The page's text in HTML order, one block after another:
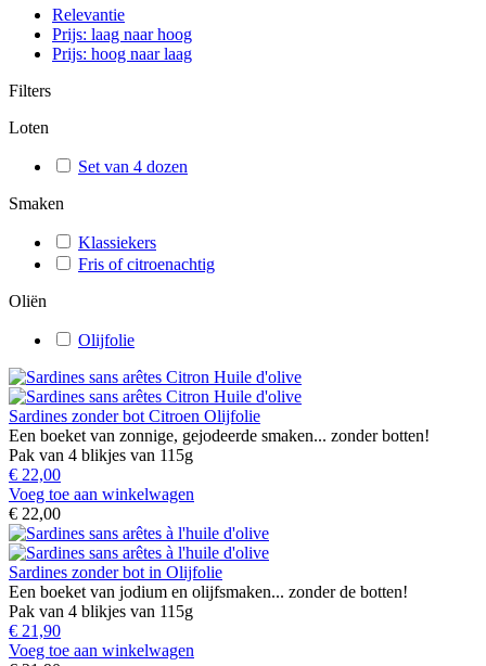
Relevantie
Prijs: laag naar hoog
Prijs: hoog naar laag
Filters
Loten
Set van 4 dozen
Smaken
Klassiekers
Fris of citroenachtig
Oliën
Olijfolie
Sardines zonder bot Citroen Olijfolie
Een boeket van zonnige, gejodeerde smaken... zonder botten!
Pak van 4 blikjes van 115g
€ 22,00
Voeg toe aan winkelwagen
€ 22,00
Sardines zonder bot in Olijfolie
Een boeket van jodium en olijfsmaken... zonder de botten!
Pak van 4 blikjes van 115g
€ 21,90
Voeg toe aan winkelwagen